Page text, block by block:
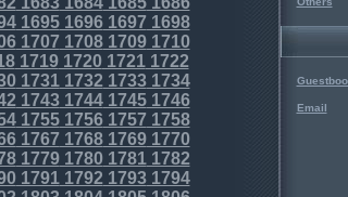
169516961697 1698
1707 170817091710
1719172017211722
17311732 17331734
1743174417451746
175517561757 1758
1767 176817691770
1779178017811782
17911792 17931794
Email